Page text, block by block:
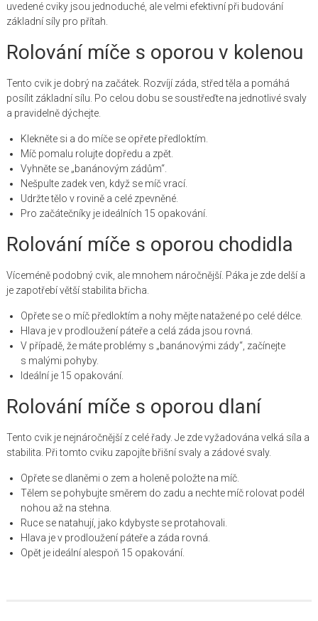
uvedené cviky jsou jednoduché, ale velmi efektivní při budování
základní síly pro přítah.
Rolování míče s oporou v kolenou
Tento cvik je dobrý na začátek. Rozvíjí záda, střed těla a pomáhá
posílit základní sílu. Po celou dobu se soustřeďte na jednotlivé svaly
a pravidelně dýchejte.
Klekněte si a do míče se opřete předloktím.
Míč pomalu rolujte dopředu a zpět.
Vyhněte se „banánovým zádům“.
Nešpulte zadek ven, když se míč vrací.
Udržte tělo v rovině a celé zpevněné.
Pro začátečníky je ideálních 15 opakování.
Rolování míče s oporou chodidla
Víceméně podobný cvik, ale mnohem náročnější. Páka je zde delší a
je zapotřebí větší stabilita břicha.
Opřete se o míč předloktím a nohy mějte natažené po celé délce.
Hlava je v prodloužení páteře a celá záda jsou rovná.
V případě, že máte problémy s „banánovými zády“, začínejte
s malými pohyby.
Ideální je 15 opakování.
Rolování míče s oporou dlaní
Tento cvik je nejnáročnější z celé řady. Je zde vyžadována velká síla a
stabilita. Při tomto cviku zapojíte břišní svaly a zádové svaly.
Opřete se dlaněmi o zem a holeně položte na míč.
Tělem se pohybujte směrem do zadu a nechte míč rolovat podél
nohou až na stehna.
Ruce se natahují, jako kdybyste se protahovali.
Hlava je v prodloužení páteře a záda rovná.
Opět je ideální alespoň 15 opakování.